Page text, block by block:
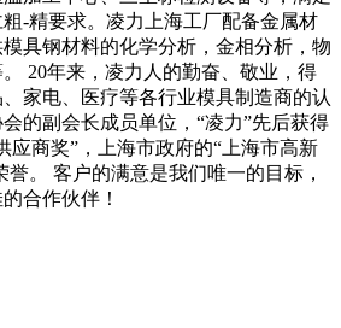
-精要求。凌力上海工厂配备金属材
具钢材料的化学分析，金相分析，物
20年来，凌力人的勤奋、敬业，得
家电、医疗等各行业模具制造商的认
的副会长成员单位，“凌力”先后获得
应商奖”，上海市政府的“上海市高新
誉。 客户的满意是我们唯一的目标，
合作伙伴！